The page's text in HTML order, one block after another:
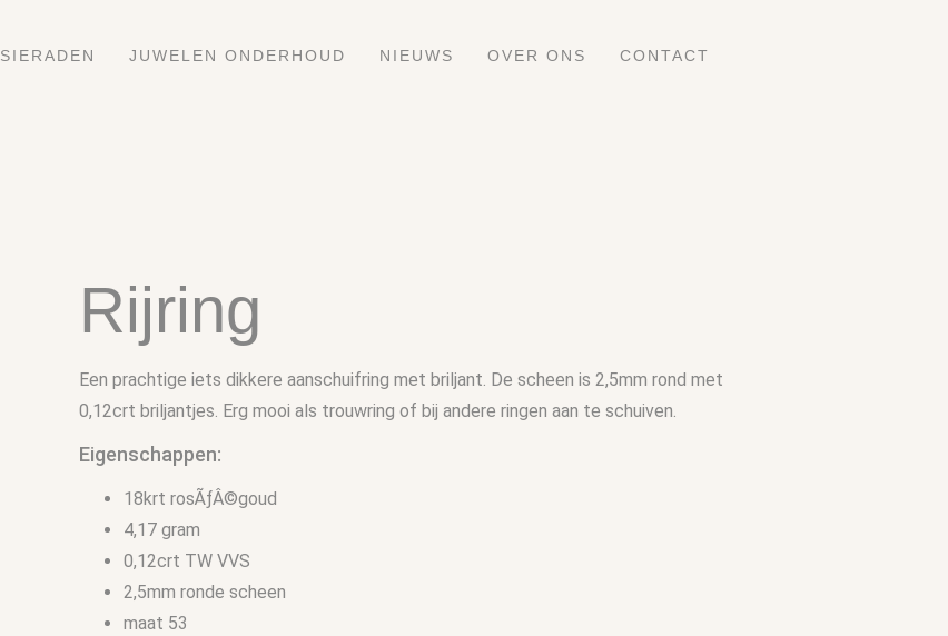
SIERADEN JUWELEN ONDERHOUD NIEUWS OVER ONS CONTACT
Rijring
Een prachtige iets dikkere aanschuifring met briljant. De scheen is 2,5mm rond met
0,12crt briljantjes. Erg mooi als trouwring of bij andere ringen aan te schuiven.
Eigenschappen:
18krt rosÃƒÂ©goud
4,17 gram
0,12crt TW VVS
2,5mm ronde scheen
maat 53